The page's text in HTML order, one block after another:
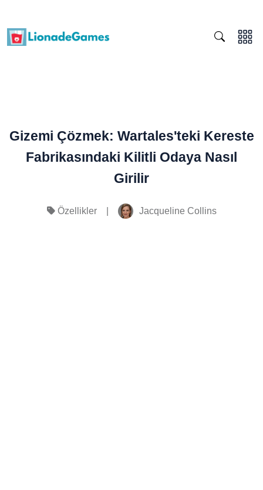
Gizemi Çözmek: Wartales'teki Kereste
Fabrikasındaki Kilitli Odaya Nasıl
Girilir
Özellikler Jacqueline Collins